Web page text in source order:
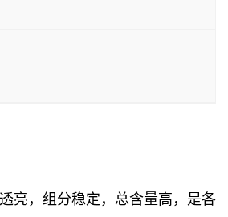
亮，组分稳定，总含量高，是各